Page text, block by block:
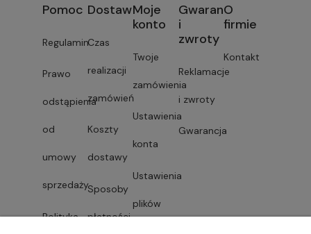
Pomoc
Regulamin
Prawo
odstąpienia
od
umowy
sprzedaży
Polityka
Dostawa
Czas
realizacji
zamówień
Koszty
dostawy
Sposoby
płatności
Moje
konto
Twoje
zamówienia
Ustawienia
konta
Ustawienia
plików
Gwarancja
i
zwroty
Reklamacje
i zwroty
Gwarancja
O
firmie
Kontakt